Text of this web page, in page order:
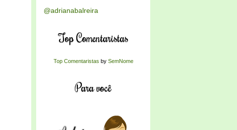
@adrianabalreira
Top Comentaristas
Top Comentaristas by SemNome
Para você